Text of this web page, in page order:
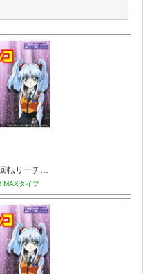
【プレミアム】全回転リーチ ユリカ全回転
MAXタイプ